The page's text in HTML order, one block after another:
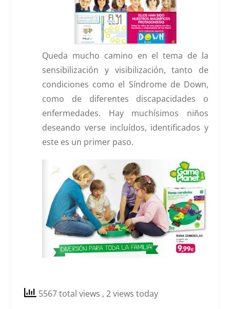
Queda mucho camino en el tema de la
sensibilización y visibilización, tanto de
condiciones como el Síndrome de Down,
como de diferentes discapacidades o
enfermedades. Hay muchísimos niños
deseando verse incluídos, identificados y
este es un primer paso.
5567 total views , 2 views today